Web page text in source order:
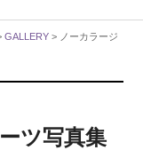
GALLERY > ノーカラージ
ツ写真集